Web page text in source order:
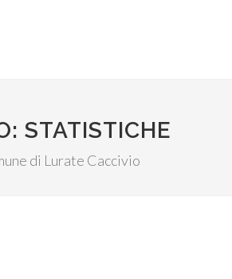
STATISTICHE
di Lurate Caccivio